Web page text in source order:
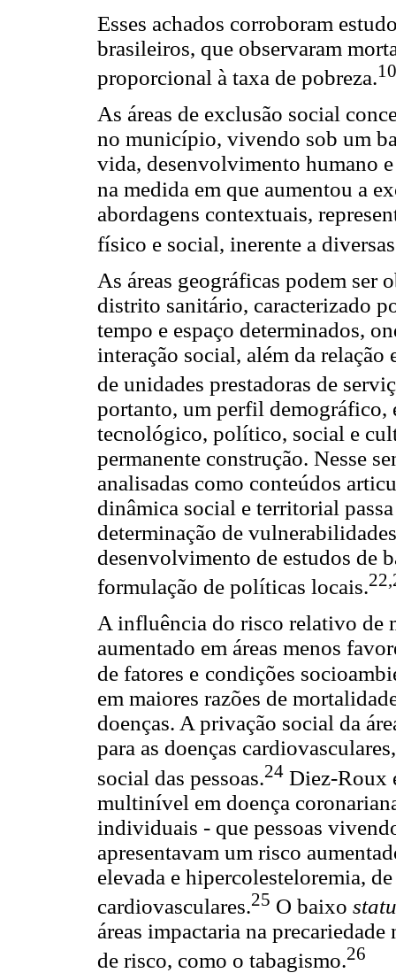
Esses achados corroboram
brasileiros, que observaram
proporcional à taxa de pobreza.
As áreas de exclusão social
no município, vivendo sob um
vida, desenvolvimento humano
na medida em que aumentou a
abordagens contextuais,
físico e social, inerente a
As áreas geográficas podem ser
distrito sanitário, caracterizado
tempo e espaço determinados,
interação social, além da relação
de unidades prestadoras de
portanto, um perfil
tecnológico, político, social e
permanente construção. Nesse
analisadas como conteúdos
dinâmica social e territorial
determinação de
desenvolvimento de estudos de
formulação de políticas locais.
A influência do risco relativo de
aumentado em áreas menos
de fatores e condições
em maiores razões de
doenças. A privação social da
para as doenças
social das pessoas.24 Diez-Roux
multinível em doença
individuais - que pessoas
apresentavam um risco
elevada e hipercolesteloremia,
cardiovasculares.25 O baixo
áreas impactaria na
de risco, como o tabagismo.26